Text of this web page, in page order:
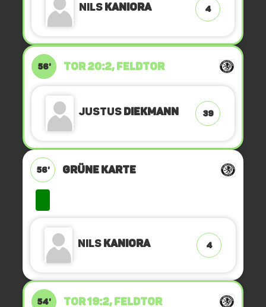
NilsKaniora 4
56' TOR 20:2, FELDTOR
JustusDiekmann 39
56' GRÜNE KARTE
NilsKaniora 4
54' TOR 19:2, FELDTOR